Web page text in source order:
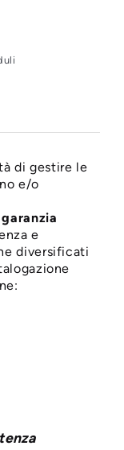
di gestire le
e/o
garanzia
e
diversificati